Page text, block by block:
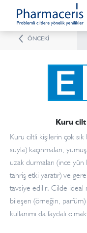
ÖNCEKI
Kuru cilt
Kuru ciltli kişilerin çok
suyla) kaçınmaları,
uzak durmaları (ince
tahriş etki yaratır) ve
tavsiye edilir. Cilde ideal
bileşen (örneğin,
kullanımı da faydalı